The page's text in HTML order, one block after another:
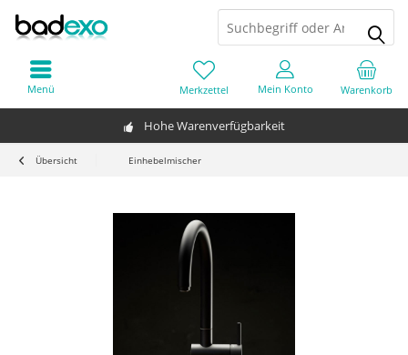
Hohe Warenverfügbarkeit
Warenkorb
Merkzettel Mein Konto
Menü
Übersicht Einhebelmischer